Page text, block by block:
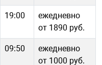
19:00
ежедневно
от 1890 руб.
09:50
ежедневно
от 1000 руб.